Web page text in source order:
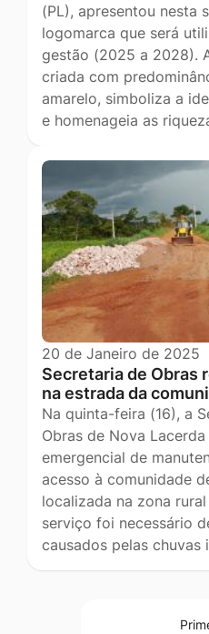
(PL), apresentou nesta
logomarca que será
gestão (2025 a 2028).
criada com
amarelo, simboliza a
e homenageia as
20 de Janeiro de 2025
Secretaria de Obras
na estrada da
Na quinta-feira (16), a
Obras de Nova
emergencial de
acesso à comunidade
localizada na zona
serviço foi necessário
causados pelas